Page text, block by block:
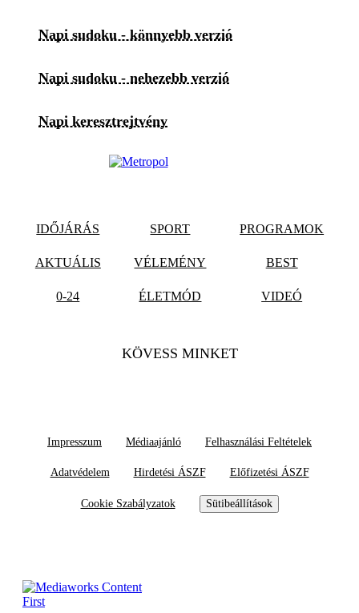
Napi sudoku - könnyebb verzió
Napi sudoku - nehezebb verzió
Napi keresztrejtvény
IDŐJÁRÁS SPORT PROGRAMOK
AKTUÁLIS VÉLEMÉNY BEST
0-24 ÉLETMÓD VIDEÓ
KÖVESS MINKET
Impresszum Médiaajánló Felhasználási Feltételek
Adatvédelem Hirdetési ÁSZF Előfizetési ÁSZF
Cookie Szabályzatok Sütibeállítások